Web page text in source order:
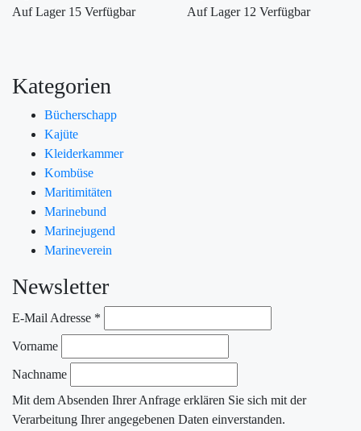
Auf Lager15 Verfügbar
Auf Lager12Verfügbar
Kategorien
Bücherschapp
Kajüte
Kleiderkammer
Kombüse
Maritimitäten
Marinebund
Marinejugend
Marineverein
Newsletter
E-Mail Adresse *
Vorname
Nachname
Mit dem Absenden Ihrer Anfrage erklären Sie sich mit der
Verarbeitung Ihrer angegebenen Daten einverstanden.